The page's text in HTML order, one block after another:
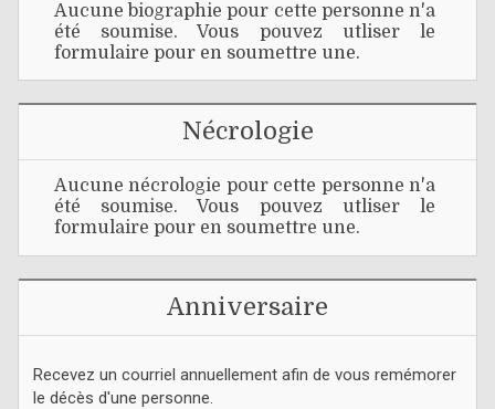
Aucune biographie pour cette personne n'a
été soumise. Vous pouvez utliser le
formulaire pour en soumettre une.
Nécrologie
Aucune nécrologie pour cette personne n'a
été soumise. Vous pouvez utliser le
formulaire pour en soumettre une.
Anniversaire
Recevez un courriel annuellement afin de vous remémorer
le décès d'une personne.